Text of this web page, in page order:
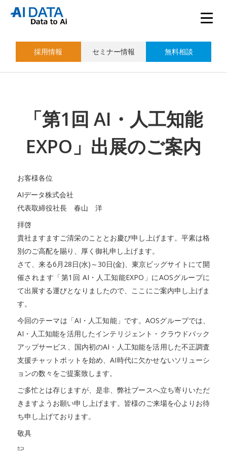
採用情報 セミナー情報 無料相談
「第1回 AI・人工知能
EXPO」出展のご案内
お客様各位
AIデータ株式会社
代表取締役社長 春山 洋
拝啓
貴社ますますご清栄のこととお慶び申し上げます。平素は格
別のご高配を賜り、厚く御礼申し上げます。
さて、来る6月28日(水)～30日(金)、東京ビッグサイトにて開
催されます「第1回 AI・人工知能EXPO」にAOSグループに
て出展する運びとなりましたので、ここにご案内申し上げま
す。
今回のテーマは「AI・人工知能」です。AOSグループでは、
AI・人工知能を活用したインテリジェント・クラウドバック
アップサービス、国内初のAI・人工知能を活用した不正調査
支援チャットボットを始め、AI時代に欠かせないソリューシ
ョンの数々をご提案致します。
ご多忙とは存じますが、是非、弊社ブースへ立ち寄りいただ
きますようお願い申し上げます。皆様のご来場を心よりお待
ち申し上げております。
敬具